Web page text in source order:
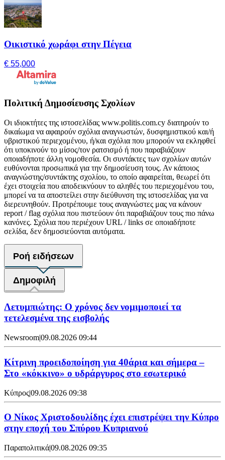
Οικιστικό χωράφι στην Πέγεια
€ 55,000
Πολιτική Δημοσίευσης Σχολίων
Οι ιδιοκτήτες της ιστοσελίδας www.politis.com.cy διατηρούν το
δικαίωμα να αφαιρούν σχόλια αναγνωστών, δυσφημιστικού και/ή
υβριστικού περιεχομένου, ή/και σχόλια που μπορούν να εκληφθεί
ότι υποκινούν το μίσος/τον ρατσισμό ή που παραβιάζουν
οποιαδήποτε άλλη νομοθεσία. Οι συντάκτες των σχολίων αυτών
ευθύνονται προσωπικά για την δημοσίευση τους. Αν κάποιος
αναγνώστης/συντάκτης σχολίου, το οποίο αφαιρείται, θεωρεί ότι
έχει στοιχεία που αποδεικνύουν το αληθές του περιεχομένου του,
μπορεί να τα αποστείλει στην διεύθυνση της ιστοσελίδας για να
διερευνηθούν. Προτρέπουμε τους αναγνώστες μας να κάνουν
report / flag σχόλια που πιστεύουν ότι παραβιάζουν τους πιο πάνω
κανόνες. Σχόλια που περιέχουν URL / links σε οποιαδήποτε
σελίδα, δεν δημοσιεύονται αυτόματα.
Ροή ειδήσεων
Δημοφιλή
Λετυμπιώτης: Ο χρόνος δεν νομιμοποιεί τα
τετελεσμένα της εισβολής
Newsroom|09.08.2026 09:44
Κίτρινη προειδοποίηση για 40άρια και σήμερα –
Στο «κόκκινο» ο υδράργυρος στο εσωτερικό
Κύπρος|09.08.2026 09:38
Ο Νίκος Χριστοδουλίδης έχει επιστρέψει την Κύπρο
στην εποχή του Σπύρου Κυπριανού
Παραπολιτικά|09.08.2026 09:35